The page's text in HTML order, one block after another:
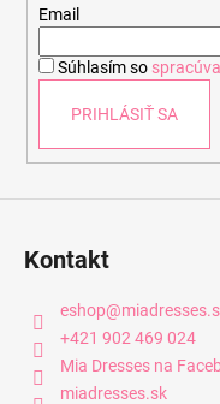
Email
Súhlasím so
PRIHLÁSIŤ SA
Kontakt
eshop@
+421 902 469 024
Mia Dresses na
miadresses.sk